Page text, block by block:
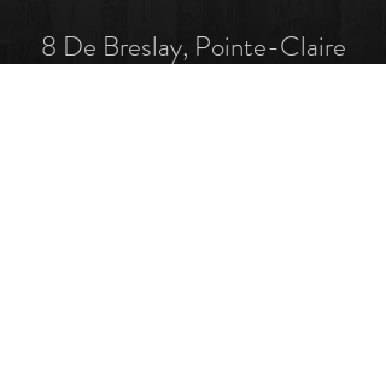
8 De Breslay, Pointe-Claire